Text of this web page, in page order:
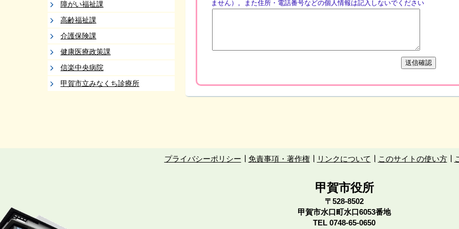
障がい福祉課
高齢福祉課
介護保険課
健康医療政策課
信楽中央病院
甲賀市立みなくち診療所
ません）。また住所・電話番号などの個人情報は記入しないでください
プライバシーポリシー 免責事項・著作権 リンクについて このサイトの使い方
甲賀市役所
〒528-8502
甲賀市水口町水口6053番地
TEL 0748-65-0650